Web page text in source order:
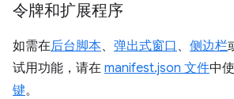
令牌和扩展程序
如需在后台脚本、 弹出式窗口 、 侧边栏
试用功能，请在 manifest.json 文件中
键。